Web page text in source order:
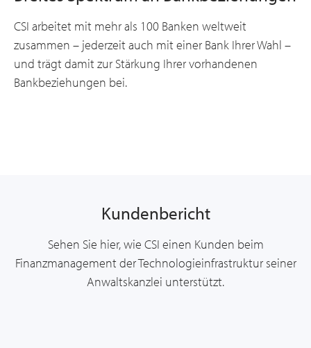
CSI arbeitet mit mehr als 100 Banken weltweit
zusammen – jederzeit auch mit einer Bank Ihrer Wahl –
und trägt damit zur Stärkung Ihrer vorhandenen
Bankbeziehungen bei.
Kundenbericht
Sehen Sie hier, wie CSI einen Kunden beim
Finanzmanagement der Technologieinfrastruktur seiner
Anwaltskanzlei unterstützt.